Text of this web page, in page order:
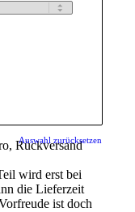
Auswahl zurücksetzen
Rückversand
wird erst bei
die Lieferzeit
ist doch